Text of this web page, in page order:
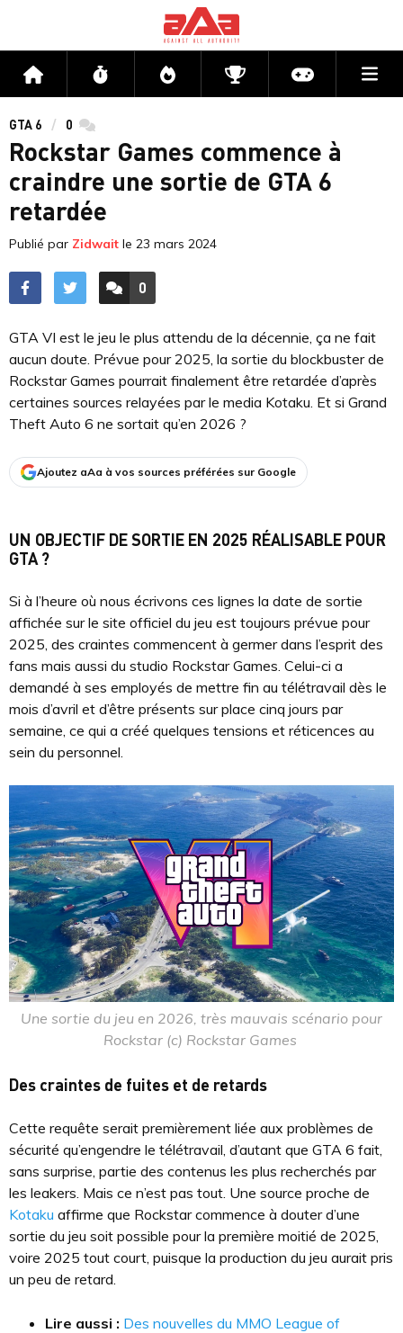
Accueil Flux Directs CompétitionsActu jeux
GTA 6 0 commentaires
Rockstar Games commence à
craindre une sortie de GTA 6
retardée
Publié par Zidwait le 23 mars 2024
ACCÉDER AUX
0
COMMENTAIRES
GTA VI est le jeu le plus attendu de la décennie, ça ne fait
aucun doute. Prévue pour 2025, la sortie du blockbuster de
Rockstar Games pourrait finalement être retardée d’après
certaines sources relayées par le media Kotaku. Et si Grand
Theft Auto 6 ne sortait qu’en 2026 ?
Ajoutez aAa à vos sources préférées sur Google
UN OBJECTIF DE SORTIE EN 2025 RÉALISABLE POUR
GTA ?
Si à l’heure où nous écrivons ces lignes la date de sortie
affichée sur le site officiel du jeu est toujours prévue pour
2025, des craintes commencent à germer dans l’esprit des
fans mais aussi du studio Rockstar Games. Celui-ci a
demandé à ses employés de mettre fin au télétravail dès le
mois d’avril et d’être présents sur place cinq jours par
semaine, ce qui a créé quelques tensions et réticences au
sein du personnel.
Une sortie du jeu en 2026, très mauvais scénario pour
Rockstar (c) Rockstar Games
Des craintes de fuites et de retards
Cette requête serait premièrement liée aux problèmes de
sécurité qu’engendre le télétravail, d’autant que GTA 6 fait,
sans surprise, partie des contenus les plus recherchés par
les leakers. Mais ce n’est pas tout. Une source proche de
Kotaku affirme que Rockstar commence à douter d’une
sortie du jeu soit possible pour la première moitié de 2025,
voire 2025 tout court, puisque la production du jeu aurait pris
un peu de retard.
Lire aussi : Des nouvelles du MMO League of